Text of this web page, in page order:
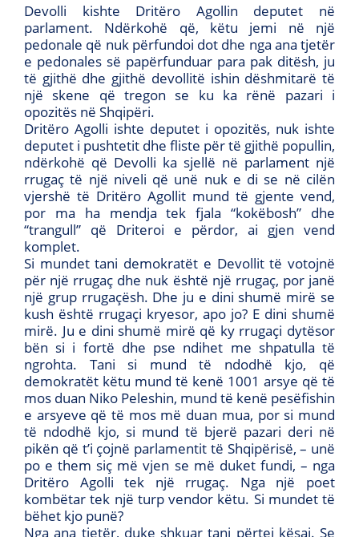
Devolli kishte Dritëro Agollin deputet në
parlament. Ndërkohë që, këtu jemi në një
pedonale që nuk përfundoi dot dhe nga ana tjetër
e pedonales së papërfunduar para pak ditësh, ju
të gjithë dhe gjithë devollitë ishin dëshmitarë të
një skene që tregon se ku ka rënë pazari i
opozitës në Shqipëri.
Dritëro Agolli ishte deputet i opozitës, nuk ishte
deputet i pushtetit dhe fliste për të gjithë popullin,
ndërkohë që Devolli ka sjellë në parlament një
rrugaç të një niveli që unë nuk e di se në cilën
vjershë të Dritëro Agollit mund të gjente vend,
por ma ha mendja tek fjala “kokëbosh” dhe
“trangull” që Driteroi e përdor, ai gjen vend
komplet.
Si mundet tani demokratët e Devollit të votojnë
për një rrugaç dhe nuk është një rrugaç, por janë
një grup rrugaçësh. Dhe ju e dini shumë mirë se
kush është rrugaçi kryesor, apo jo? E dini shumë
mirë. Ju e dini shumë mirë që ky rrugaçi dytësor
bën si i fortë dhe pse ndihet me shpatulla të
ngrohta. Tani si mund të ndodhë kjo, që
demokratët këtu mund të kenë 1001 arsye që të
mos duan Niko Peleshin, mund të kenë pesëfishin
e arsyeve që të mos më duan mua, por si mund
të ndodhë kjo, si mund të bjerë pazari deri në
pikën që t’i çojnë parlamentit të Shqipërisë, – unë
po e them siç më vjen se më duket fundi, – nga
Dritëro Agolli tek një rrugaç. Nga një poet
kombëtar tek një turp vendor këtu. Si mundet të
bëhet kjo punë?
Nga ana tjetër, duke shkuar tani përtej kësaj. Se